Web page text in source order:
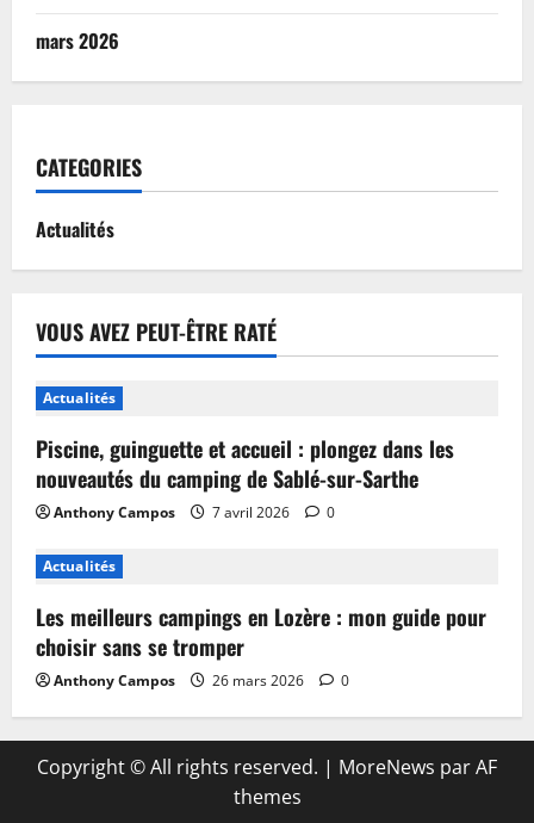
mars 2026
CATEGORIES
Actualités
VOUS AVEZ PEUT-ÊTRE RATÉ
Actualités
Piscine, guinguette et accueil : plongez dans les
nouveautés du camping de Sablé-sur-Sarthe
Anthony Campos 7 avril 2026 0
Actualités
Les meilleurs campings en Lozère : mon guide pour
choisir sans se tromper
Anthony Campos 26 mars 2026 0
Copyright © All rights reserved. | MoreNews par AF
themes